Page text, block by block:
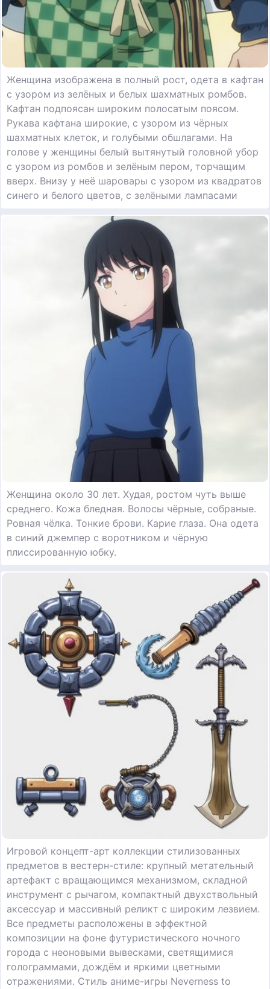
Женщина изображена в полный рост, одета в кафтан
с узором из зелёных и белых шахматных ромбов.
Кафтан подпоясан широким полосатым поясом.
Рукава кафтана широкие, с узором из чёрных
шахматных клеток, и голубыми обшлагами. На
голове у женщины белый вытянутый головной убор
с узором из ромбов и зелёным пером, торчащим
вверх. Внизу у неё шаровары с узором из квадратов
синего и белого цветов, с зелёными лампасами
Женщина около 30 лет. Худая, ростом чуть выше
среднего. Кожа бледная. Волосы чёрные, собраные.
Ровная чёлка. Тонкие брови. Карие глаза. Она одета
в синий джемпер с воротником и чёрную
плиссированную юбку.
Игровой концепт-арт коллекции стилизованных
предметов в вестерн-стиле: крупный метательный
артефакт с вращающимся механизмом, складной
инструмент с рычагом, компактный двухствольный
аксессуар и массивный реликт с широким лезвием.
Все предметы расположены в эффектной
композиции на фоне футуристического ночного
города с неоновыми вывесками, светящимися
голограммами, дождём и яркими цветными
отражениями. Стиль аниме-игры Neverness to